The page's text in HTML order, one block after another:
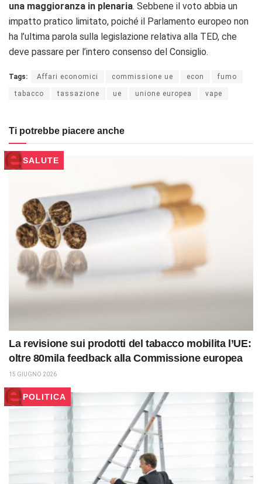
una maggioranza in plenaria. Sebbene il voto abbia un
impatto pratico limitato, poiché il Parlamento europeo non
ha l’ultima parola sulla legislazione relativa alla TED, che
deve passare per l’intero consenso del Consiglio.
Tags: Affari economici commissione ue econ fumo
tabacco tassazione ue unione europea vape
Ti potrebbe piacere anche
SALUTE
La revisione sui prodotti del tabacco mobilita l’UE:
oltre 80mila feedback alla Commissione europea
15 GIUGNO 2026
POLITICA